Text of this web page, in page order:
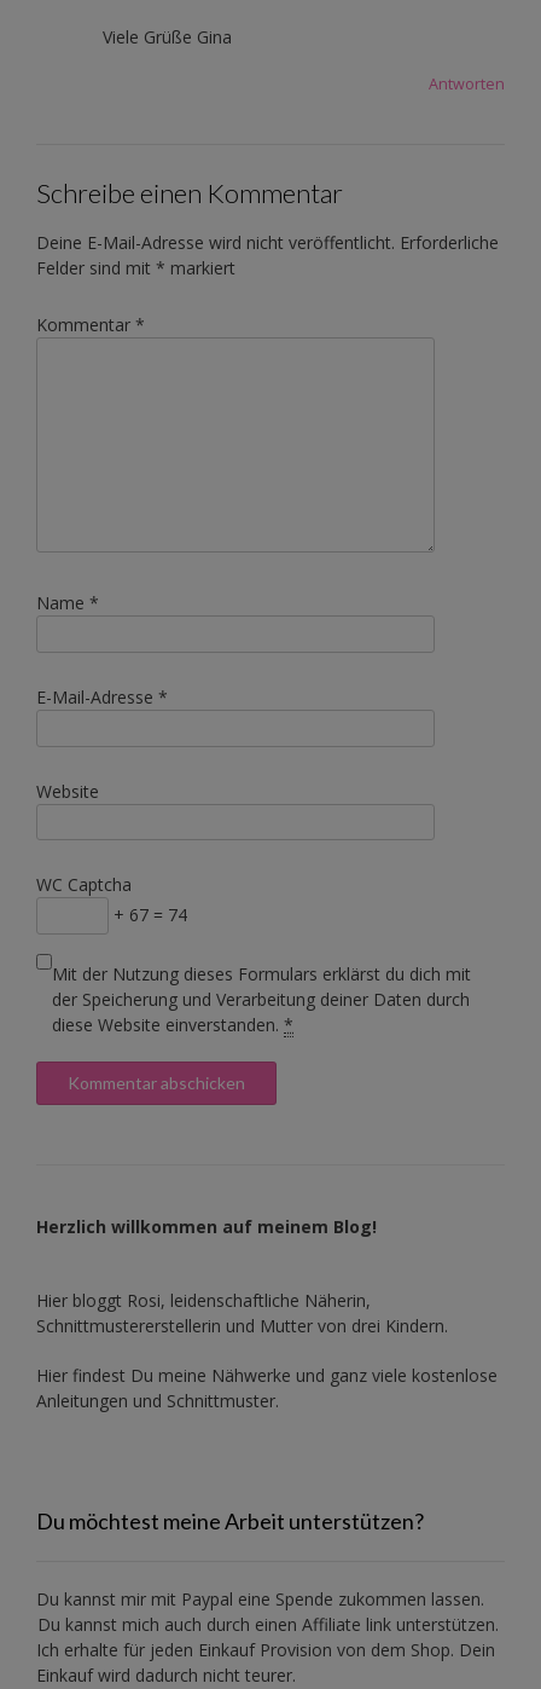
Viele Grüße Gina
Antworten
Schreibe einen Kommentar
Deine E-Mail-Adresse wird nicht veröffentlicht. Erforderliche
Felder sind mit * markiert
Kommentar *
Name *
E-Mail-Adresse *
Website
WC Captcha
+ 67 = 74
Mit der Nutzung dieses Formulars erklärst du dich mit
der Speicherung und Verarbeitung deiner Daten durch
diese Website einverstanden. *
Herzlich willkommen auf meinem Blog!
Hier bloggt Rosi, leidenschaftliche Näherin,
Schnittmustererstellerin und Mutter von drei Kindern.
Hier findest Du meine Nähwerke und ganz viele kostenlose
Anleitungen und Schnittmuster.
Du möchtest meine Arbeit unterstützen?
Du kannst mir mit Paypal eine Spende zukommen lassen.
Du kannst mich auch durch einen Affiliate link unterstützen.
Ich erhalte für jeden Einkauf Provision von dem Shop. Dein
Einkauf wird dadurch nicht teurer.